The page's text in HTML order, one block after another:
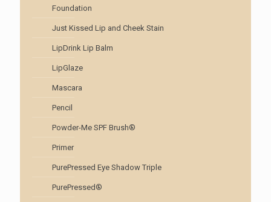
Foundation
Just Kissed Lip and Cheek Stain
LipDrink Lip Balm
LipGlaze
Mascara
Pencil
Powder-Me SPF Brush®
Primer
PurePressed Eye Shadow Triple
PurePressed®